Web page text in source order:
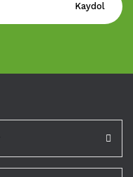
Kaydol